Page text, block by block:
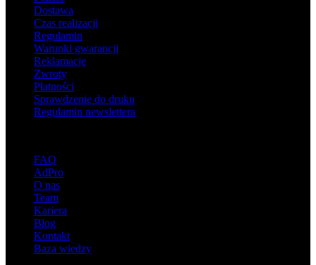
Dostawa
Czas realizacji
Regulamin
Warunki gwarancji
Reklamacje
Zwroty
Płatności
Sprawdzenie do druku
Regulamin newslettera
FAQ
AdPro
O nas
Team
Kariera
Blog
Kontakt
Baza wiedzy